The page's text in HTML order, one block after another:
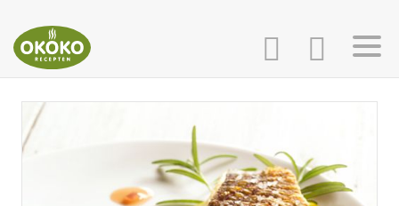
AANMELDEN
HOME
RECEPTEN